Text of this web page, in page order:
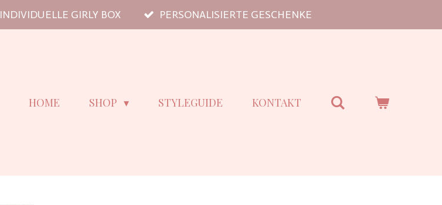
INDIVIDUELLE GIRLY BOX PERSONALISIERTE GESCHENKE
HOME SHOP STYLEGUIDE KONTAKT